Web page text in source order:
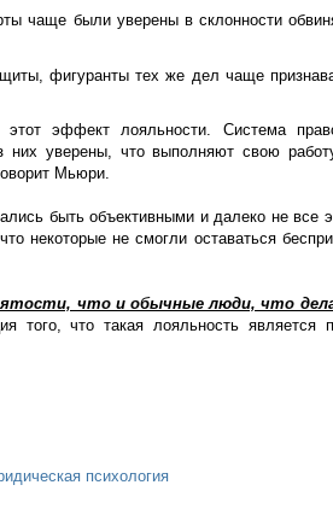
чаще были уверены в склонности
фигуранты тех же дел чаще
эффект лояльности. Система
них уверены, что выполняют свою
Мьюри.
быть объективными и далеко не все
некоторые не смогли оставаться
что и обычные люди, что
того, что такая лояльность является
психология